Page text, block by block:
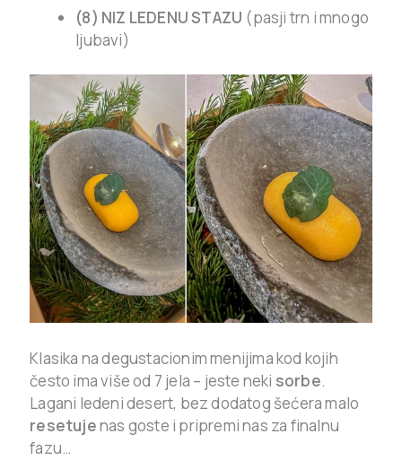
(8) NIZ LEDENU STAZU (pasji trn i mnogo
ljubavi)
Klasika na degustacionim menijima kod kojih
često ima više od 7 jela – jeste neki sorbe.
Lagani ledeni desert, bez dodatog šećera malo
resetujenas goste i pripremi nas za finalnu
fazu…